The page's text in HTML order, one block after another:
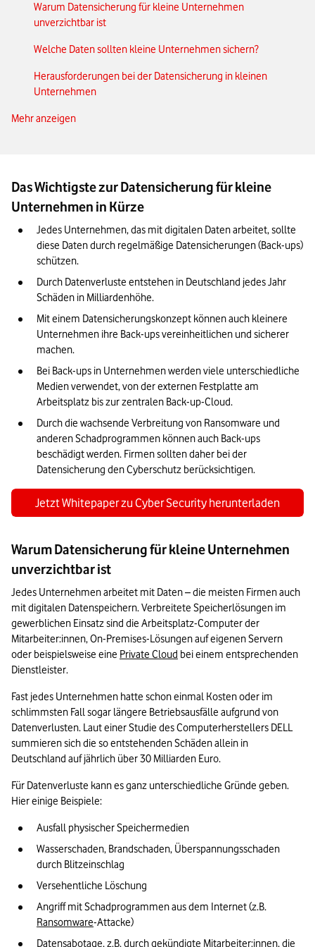
Warum Datensicherung für kleine Unternehmen
unverzichtbar ist
Welche Daten sollten kleine Unternehmen sichern?
Herausforderungen bei der Datensicherung in kleinen
Unternehmen
Geeignete Back-up-Lösungen speziell für Unternehmen
Cyberabwehr bei der Datensicherung in KMU berücksichtigen
Externe Dienstleister & Security-as-a-Service
Wiederherstellung im Ernstfall: Ein Notfallplan für
Unternehmen
Fazit: Denken Sie die Datensicherung ganzheitlich
Mehr anzeigen
Das Wichtigste zur Datensicherung für kleine
Unternehmen in Kürze
Jedes Unternehmen, das mit digitalen Daten arbeitet, sollte
diese Daten durch regelmäßige Datensicherungen (Back-ups)
schützen.
Durch Datenverluste entstehen in Deutschland jedes Jahr
Schäden in Milliardenhöhe.
Mit einem Datensicherungskonzept können auch kleinere
Unternehmen ihre Back-ups vereinheitlichen und sicherer
machen.
Bei Back-ups in Unternehmen werden viele unterschiedliche
Medien verwendet, von der externen Festplatte am
Arbeitsplatz bis zur zentralen Back-up-Cloud.
Durch die wachsende Verbreitung von Ransomware und
anderen Schadprogrammen können auch Back-ups
beschädigt werden. Firmen sollten daher bei der
Datensicherung den Cyberschutz berücksichtigen.
Jetzt Whitepaper zu Cyber Security herunterladen
Warum Datensicherung für kleine Unternehmen
unverzichtbar ist
Jedes Unternehmen arbeitet mit Daten – die meisten Firmen auch
mit digitalen Datenspeichern. Verbreitete Speicherlösungen im
gewerblichen Einsatz sind die Arbeitsplatz-Computer der
Mitarbeiter:innen, On-Premises-Lösungen auf eigenen Servern
oder beispielsweise eine Private Cloud bei einem entsprechenden
Dienstleister.
Fast jedes Unternehmen hatte schon einmal Kosten oder im
schlimmsten Fall sogar längere Betriebsausfälle aufgrund von
Datenverlusten. Laut einer Studie des Computerherstellers DELL
summieren sich die so entstehenden Schäden allein in
Deutschland auf jährlich über 30 Milliarden Euro.
Für Datenverluste kann es ganz unterschiedliche Gründe geben.
Hier einige Beispiele:
Ausfall physischer Speichermedien
Wasserschaden, Brandschaden, Überspannungsschaden
durch Blitzeinschlag
Versehentliche Löschung
Ransomware-Attacke)
Datensabotage, z.B. durch gekündigte Mitarbeiter:innen, die